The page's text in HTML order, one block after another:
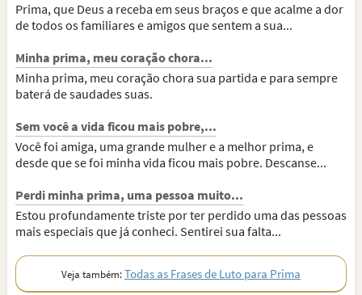
Prima, que Deus a receba em seus braços e que acalme a dor
de todos os familiares e amigos que sentem a sua...
Minha prima, meu coração chora...
Minha prima, meu coração chora sua partida e para sempre
baterá de saudades suas.
Sem você a vida ficou mais pobre,...
Você foi amiga, uma grande mulher e a melhor prima, e
desde que se foi minha vida ficou mais pobre. Descanse...
Perdi minha prima, uma pessoa muito...
Estou profundamente triste por ter perdido uma das pessoas
mais especiais que já conheci. Sentirei sua falta...
Veja também:Todas as Frases de Luto para Prima